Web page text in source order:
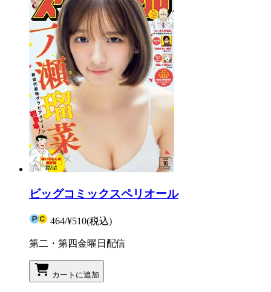
ビッグコミックスペリオール
464/¥510(税込)
第二・第四金曜日配信
カートに追加